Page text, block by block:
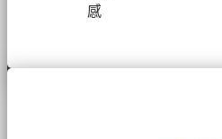
感